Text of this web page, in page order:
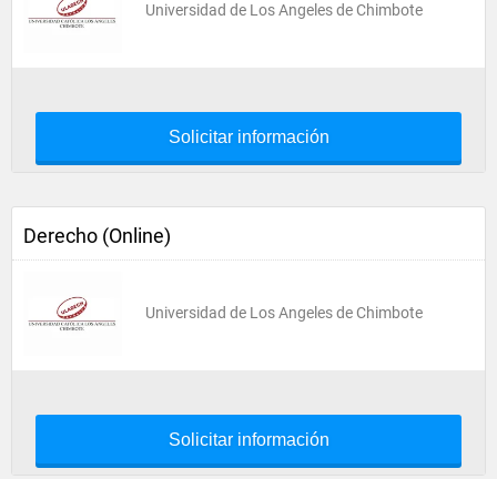
Universidad de Los Angeles de Chimbote
Solicitar información
Derecho (Online)
Universidad de Los Angeles de Chimbote
Solicitar información